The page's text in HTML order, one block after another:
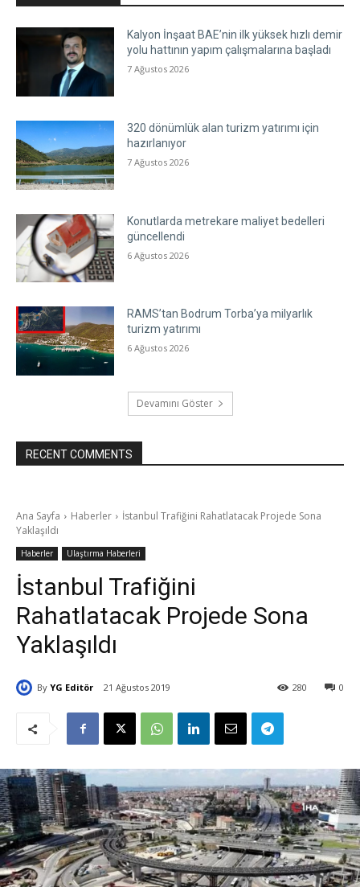
Kalyon İnşaat BAE’nin ilk yüksek hızlı demir
yolu hattının yapım çalışmalarına başladı
7 Ağustos 2026
320 dönümlük alan turizm yatırımı için
hazırlanıyor
7 Ağustos 2026
Konutlarda metrekare maliyet bedelleri
güncellendi
6 Ağustos 2026
RAMS’tan Bodrum Torba’ya milyarlık
turizm yatırımı
6 Ağustos 2026
Devamını Göster
RECENT COMMENTS